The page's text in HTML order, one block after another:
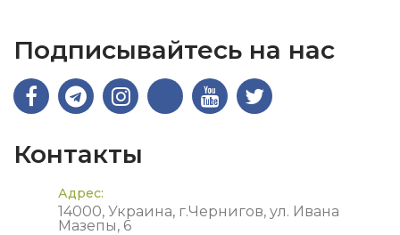
Подписывайтесь на нас
Контакты
Адрес:
14000, Украина, г.Чернигов, ул. Ивана
Мазепы, 6